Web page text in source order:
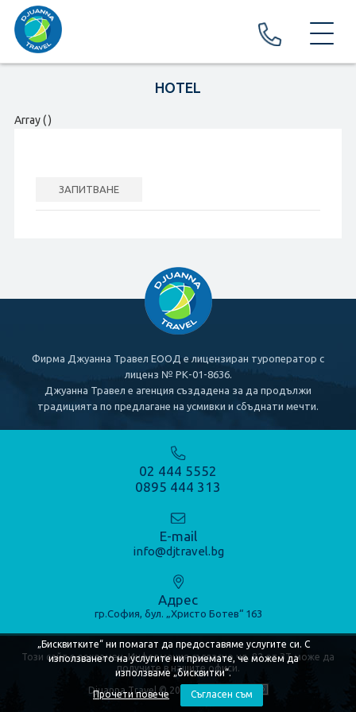
ПРАЗНИЦИ И ФЕСТИВАЛИ
Хотели в България
КРУИЗИ
HOTEL
Array ( )
ЗАПИТВАНЕ
Фирма Джуанна Травел ЕООД е лицензиран туроператор с
лиценз № РК-01-8636.
Джуанна Травел е агенция създадена за да продължи
традицията по предлагане на усмивки и сбъднати мечти.
02 444 5552
0895 444 313
E-mail
info@djtravel.bg
Адрес
гр.София, бул. „Христо Ботев“ 163
Този сайт е рекламен. Информация съгласно чл. 82 от ЗТ може да
получите в нашите офиси.
Djuanna Travel © 2020
„Бисквитките“ ни помагат да предоставяме услугите си. С
използването на услугите ни приемате, че можем да
използваме „бисквитки“.
Прочети повече Съгласен съм